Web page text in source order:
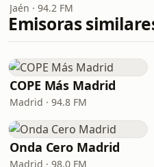
Jaén · 94.2 FM
Emisoras
COPE Más Madrid
Madrid · 94.8 FM
Onda Cero Madrid
Madrid · 98.0 FM